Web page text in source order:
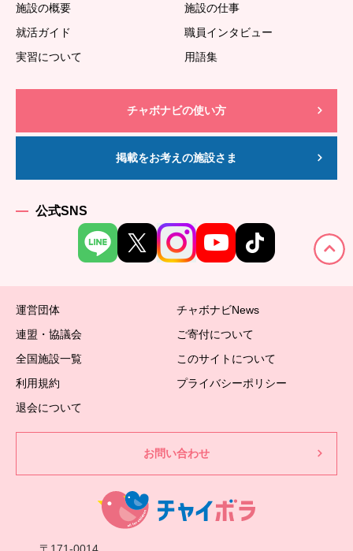
施設の概要
施設の仕事
就活ガイド
職員インタビュー
実習について
用語集
チャボナビの使い方
掲載をお考えの施設さま
公式SNS
運営団体
チャボナビNews
連盟・協議会
ご寄付について
全国施設一覧
このサイトについて
利用規約
プライバシーポリシー
退会について
お問い合わせ